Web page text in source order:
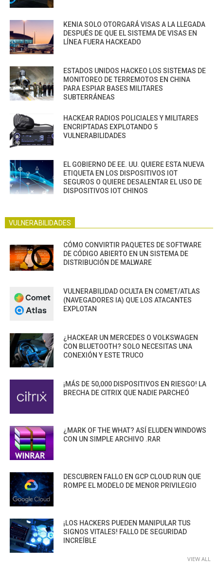
KENIA SOLO OTORGARÁ VISAS A LA LLEGADA
DESPUÉS DE QUE EL SISTEMA DE VISAS EN
LÍNEA FUERA HACKEADO
ESTADOS UNIDOS HACKEO LOS SISTEMAS DE
MONITOREO DE TERREMOTOS EN CHINA
PARA ESPIAR BASES MILITARES
SUBTERRÁNEAS
HACKEAR RADIOS POLICIALES Y MILITARES
ENCRIPTADAS EXPLOTANDO 5
VULNERABILIDADES
EL GOBIERNO DE EE. UU. QUIERE ESTA NUEVA
ETIQUETA EN LOS DISPOSITIVOS IOT
SEGUROS O QUIERE DESALENTAR EL USO DE
DISPOSITIVOS IOT CHINOS
VULNERABILIDADES
CÓMO CONVIRTIR PAQUETES DE SOFTWARE
DE CÓDIGO ABIERTO EN UN SISTEMA DE
DISTRIBUCIÓN DE MALWARE
VULNERABILIDAD OCULTA EN COMET/ATLAS
(NAVEGADORES IA) QUE LOS ATACANTES
EXPLOTAN
¿HACKEAR UN MERCEDES O VOLKSWAGEN
CON BLUETOOTH? SOLO NECESITAS UNA
CONEXIÓN Y ESTE TRUCO
¡MÁS DE 50,000 DISPOSITIVOS EN RIESGO! LA
BRECHA DE CITRIX QUE NADIE PARCHEÓ
¿MARK OF THE WHAT? ASÍ ELUDEN WINDOWS
CON UN SIMPLE ARCHIVO .RAR
DESCUBREN FALLO EN GCP CLOUD RUN QUE
ROMPE EL MODELO DE MENOR PRIVILEGIO
¡LOS HACKERS PUEDEN MANIPULAR TUS
SIGNOS VITALES! FALLO DE SEGURIDAD
INCREÍBLE
VIEW ALL